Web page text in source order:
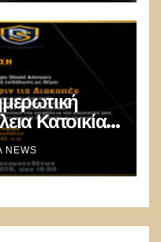
Κατοικίας
NEWS